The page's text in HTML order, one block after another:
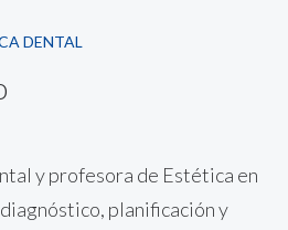
DENTAL
y profesora de Estética en
planificación y